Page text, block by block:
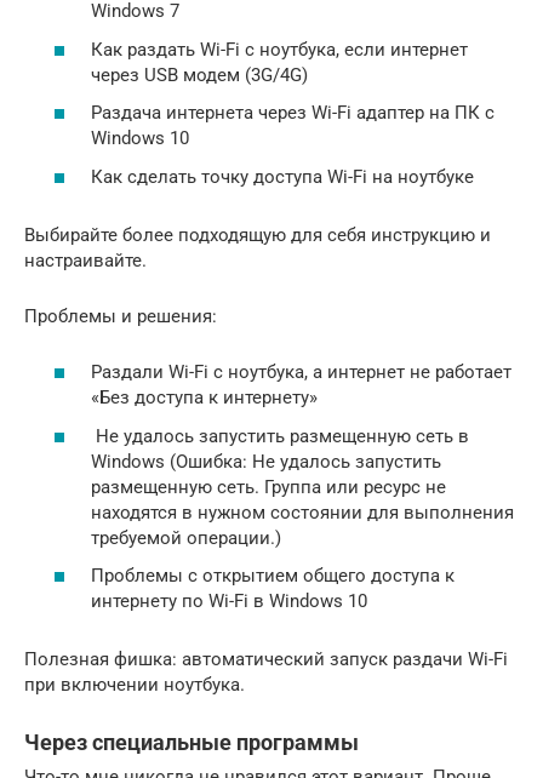
Windows 7
Как раздать Wi-Fi с ноутбука, если интернет
через USB модем (3G/4G)
Раздача интернета через Wi-Fi адаптер на ПК с
Windows 10
Как сделать точку доступа Wi-Fi на ноутбуке
Выбирайте более подходящую для себя инструкцию и
настраивайте.
Проблемы и решения:
Раздали Wi-Fi с ноутбука, а интернет не работает
«Без доступа к интернету»
Не удалось запустить размещенную сеть в
Windows (Ошибка: Не удалось запустить
размещенную сеть. Группа или ресурс не
находятся в нужном состоянии для выполнения
требуемой операции.)
Проблемы с открытием общего доступа к
интернету по Wi-Fi в Windows 10
Полезная фишка: автоматический запуск раздачи Wi-Fi
при включении ноутбука.
Через специальные программы